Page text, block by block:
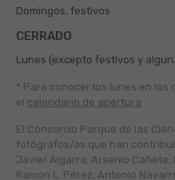
Domingos, festivos
CERRADO
Lunes (excepto festivos y
* Para conocer los lunes en los
el calendario de apertura
El Consorcio Parque de las
fotógráfos/as que han
Javier Algarra; Arsenio Cañete;
Ramón L. Pérez; Antonio